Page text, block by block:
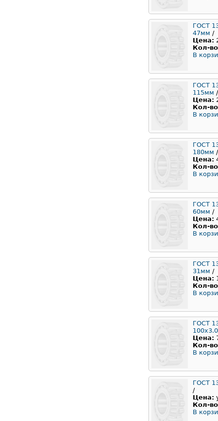
ГОСТ
47мм /
Цена:
Кол-
В
ГОСТ
115мм /
Цена:
Кол-
В
ГОСТ
180мм /
Цена:
Кол-
В
ГОСТ
60мм /
Цена:
Кол-
В
ГОСТ
31мм /
Цена:
Кол-
В
ГОСТ
Цена:
Кол-
В
ГОСТ
/
Цена:
Кол-
В